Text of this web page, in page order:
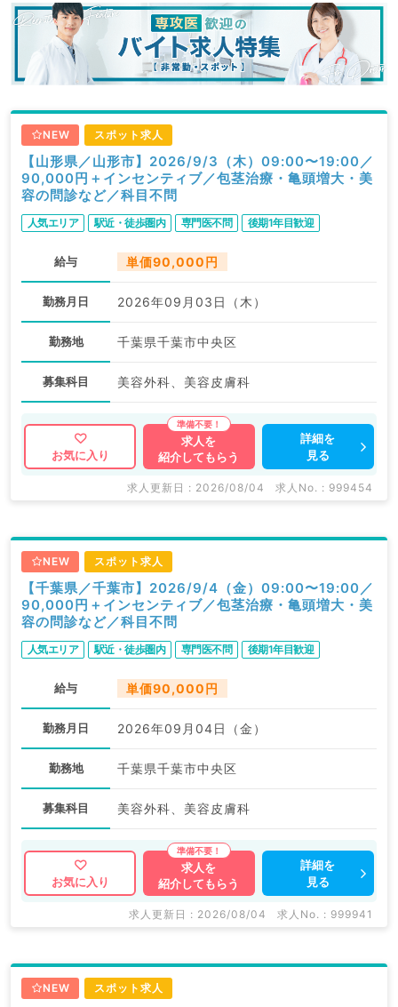
NEW スポット求人
【山形県／山形市】2026/9/3（木）09:00〜19:00／
90,000円＋インセンティブ／包茎治療・亀頭増大・美
容の問診など／科目不問
人気エリア 駅近・徒歩圏内 専門医不問 後期1年目歓迎
給与 単価90,000円
勤務月日 2026年09月03日（木）
勤務地 千葉県千葉市中央区
募集科目 美容外科、美容皮膚科
お気に入り
求人を
紹介してもらう
詳細を
見る
求人更新日 : 2026/08/04 求人No. : 999454
NEW スポット求人
【千葉県／千葉市】2026/9/4（金）09:00〜19:00／
90,000円＋インセンティブ／包茎治療・亀頭増大・美
容の問診など／科目不問
人気エリア 駅近・徒歩圏内 専門医不問 後期1年目歓迎
給与 単価90,000円
勤務月日 2026年09月04日（金）
勤務地 千葉県千葉市中央区
募集科目 美容外科、美容皮膚科
お気に入り
求人を
紹介してもらう
詳細を
見る
求人更新日 : 2026/08/04 求人No. : 999941
NEW スポット求人